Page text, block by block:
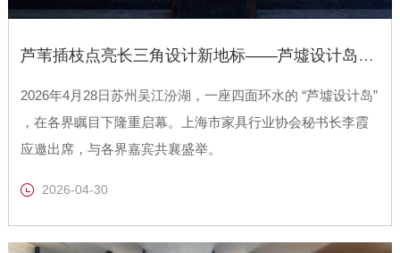
芦苇插枝点亮长三角设计新地标——芦墟设计岛盛大启幕
2026年4月28日苏州吴江汾湖，一座四面环水的 “芦墟设计岛”
，在各界瞩目下隆重启幕。上海市家具行业协会秘书长李霞
应邀出席，与各界嘉宾共襄盛举。
2026-04-30